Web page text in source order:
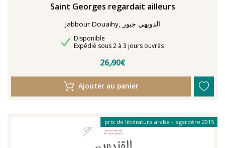
Saint Georges regardait ailleurs
Jabbour Douaihy, الدويهي جبور
Disponibilité
Disponible
Délais de livraison
Expédié sous 2 à 3 jours ouvrés
26٫90€
Ajouter au panier
prix de littérature arabe - lagardère 2015